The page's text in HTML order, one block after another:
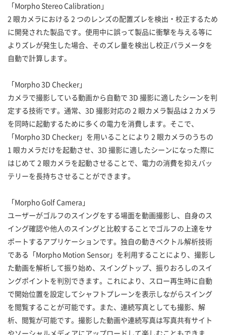
「Morpho Stereo Calibration」
2 眼カメラにおける 2 つのレンズの配置ズレを検出・校正するため
に開発された製品です。使用中に誤って製品に衝撃を与える等に
よりズレが発生した場合、そのズレ量を検出し校正パラメータを
自動で計算します。
「Morpho 3D Checker」
カメラで撮影している動画から自動で 3D 撮影に適したシーンを判
定する技術です。通常、3D 撮影対応の 2 眼カメラ製品は 2 カメラ
を同時に起動するために多くの電力を消費します。そこで、
「Morpho 3D Checker」を用いることにより 2 眼カメラのうちの
1 眼カメラだけを起動させ、3D 撮影に適したシーンになった際に
はじめて 2 眼カメラを起動させることで、電力の消費を抑えバッ
テリーを長持ちさせることができます。
「Morpho Golf Camera」
ユーザーがゴルフのスイングをする場面を動画撮影し、自身のス
イング確認や他人のスイングと比較することでゴルフの上達をサ
ポートするアプリケーションです。独自の動きベクトル解析技術
である「Morpho Motion Sensor」を利用することにより、撮影し
た動画を解析して振り始め、スイングトップ、振りおろしのスイ
ングポイントを判別できます。これにより、スロー再生時に自動
で開始位置を設定してシャフトプレーンを表示しながらスイング
を閲覧することが可能です。また、連続写真としても撮影、解
析、閲覧が可能です。撮影した動画や連続写真は写真共有サイト
やソーシャルメディアにアップロードして楽しむこともできま